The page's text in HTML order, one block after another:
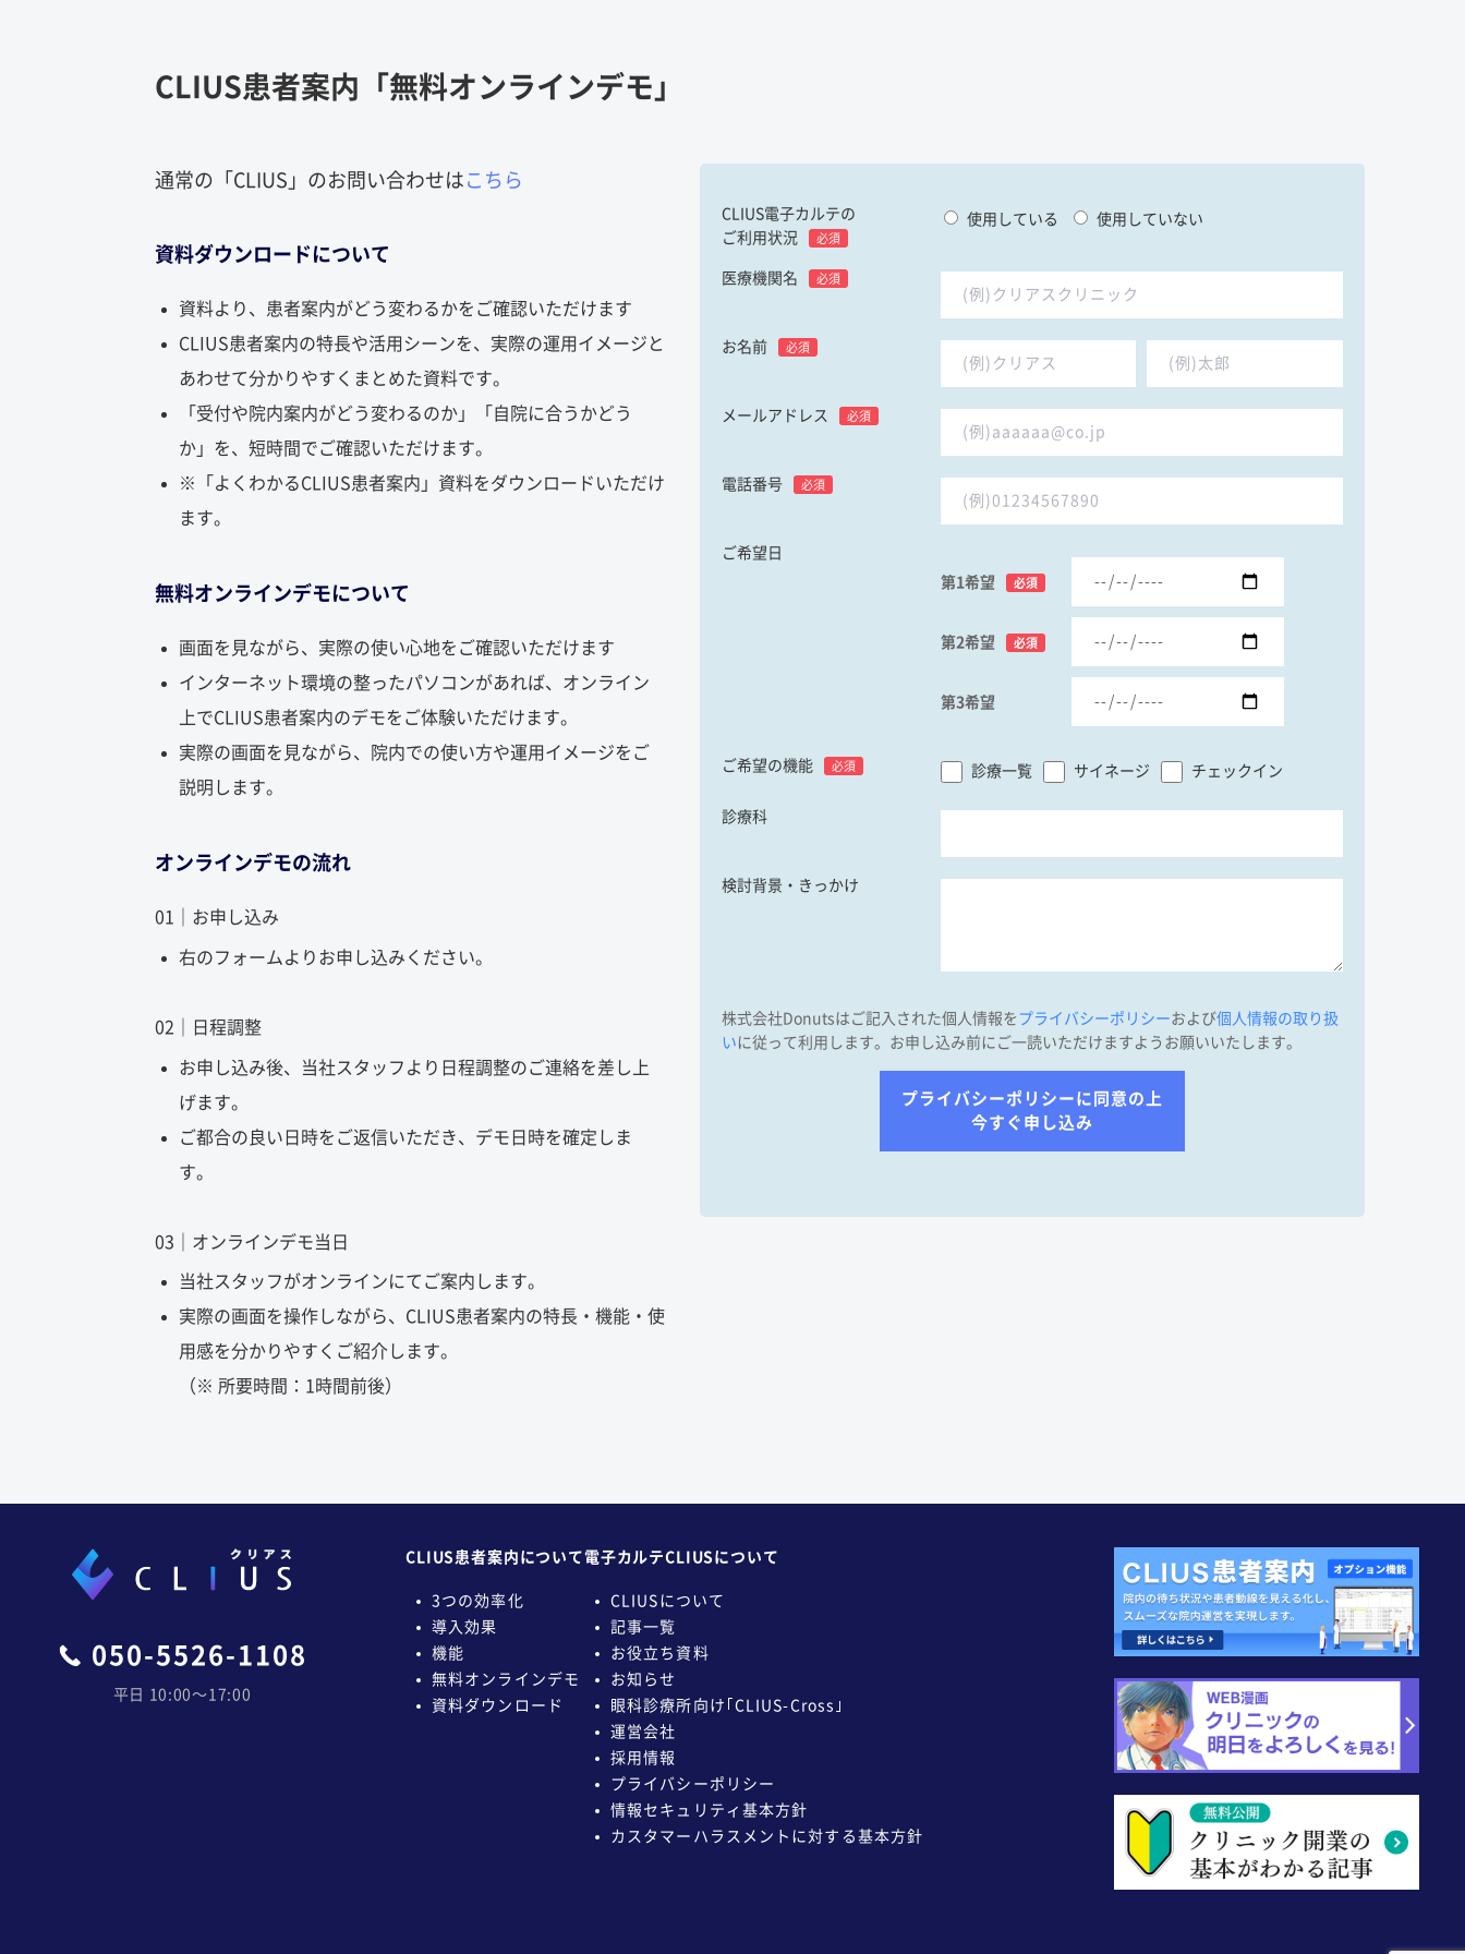
CLIUS患者案内「無料オンラインデモ」
通常の「CLIUS」のお問い合わせは こちら
資料ダウンロードについて
資料より、患者案内がどう変わるかをご確認いただけます
CLIUS患者案内の特長や活用シーンを、実際の運用イメージと
あわせて分かりやすくまとめた資料です。
「受付や院内案内がどう変わるのか」「自院に合うかどう
か」を、短時間でご確認いただけます。
※「よくわかるCLIUS患者案内」資料をダウンロードいただけ
ます。
無料オンラインデモについて
画面を見ながら、実際の使い心地をご確認いただけます
インターネット環境の整ったパソコンがあれば、オンライン
上でCLIUS患者案内のデモをご体験いただけます。
実際の画面を見ながら、院内での使い方や運用イメージをご
説明します。
オンラインデモの流れ
01｜お申し込み
右のフォームよりお申し込みください。
02｜日程調整
お申し込み後、当社スタッフより日程調整のご連絡を差し上
げます。
ご都合の良い日時をご返信いただき、デモ日時を確定しま
す。
03｜オンラインデモ当日
当社スタッフがオンラインにてご案内します。
実際の画面を操作しながら、CLIUS患者案内の特長・機能・使
用感を分かりやすくご紹介します。
（※ 所要時間：1時間前後）
CLIUS電子カルテの
ご利用状況
必須
使用している 使用していない
医療機関名 必須
お名前 必須
メールアドレス 必須
電話番号 必須
ご希望日
第1希望
必須
第2希望 必須
第3希望
ご希望の機能 必須 診療一覧 サイネージ チェックイン
診療科
検討背景・きっかけ
株式会社Donutsはご記入された個人情報を プライバシーポリシーおよび個人情報の取り扱
いに従って利用します。お申し込み前にご一読いただけますようお願いいたします。
050-5526-1108
平日 10:00〜17:00
CLIUS患者案内について
3つの効率化
導入効果
機能
無料オンラインデモ
資料ダウンロード
電子カルテCLIUSについて
CLIUSについて
記事一覧
お役立ち資料
お知らせ
眼科診療所向け｢CLIUS-Cross｣
運営会社
採用情報
プライバシーポリシー
情報セキュリティ基本方針
カスタマーハラスメントに対する基本方針